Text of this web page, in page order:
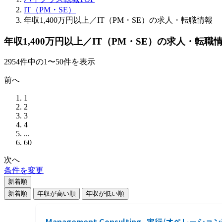
IT（PM・SE）
年収1,400万円以上／IT（PM・SE）の求人・転職情報
年収1,400万円以上／IT（PM・SE）の求人・転職
2954件中の1〜50件を表示
前へ
1
2
3
4
...
60
次へ
条件を変更
新着順
新着順
年収が高い順 年収が低い順